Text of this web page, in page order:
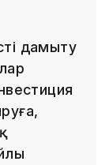
дамыту